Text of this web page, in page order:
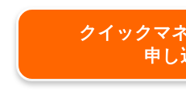
クイックマ
申し